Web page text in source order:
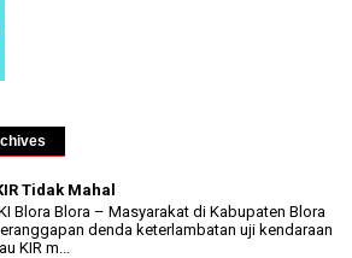
Tidak Mahal
Blora Blora – Masyarakat di Kabupaten Blora
denda keterlambatan uji kendaraan
KIR m...